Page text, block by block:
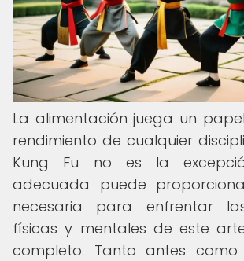
La alimentación juega un
rendimiento de cualquier
Kung Fu no es la
adecuada puede
necesaria para enfrentar
físicas y mentales de este
completo. Tanto antes como